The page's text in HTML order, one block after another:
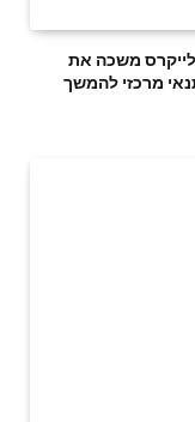
משכה את
מרכזי להמשך